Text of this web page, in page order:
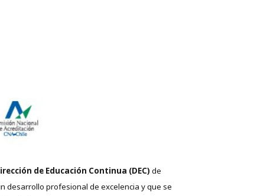
de Educación Continua (DEC) de
desarrollo profesional de excelencia y que se